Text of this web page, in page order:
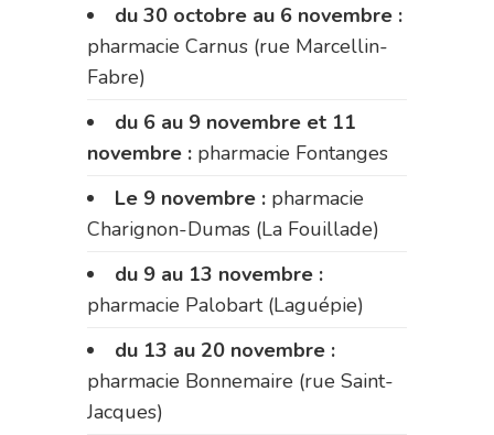
du 30 octobre au 6 novembre :
pharmacie Carnus (rue Marcellin-
Fabre)
du 6 au 9 novembre et 11
novembre : pharmacie Fontanges
Le 9 novembre : pharmacie
Charignon-Dumas (La Fouillade)
du 9 au 13 novembre :
pharmacie Palobart (Laguépie)
du 13 au 20 novembre :
pharmacie Bonnemaire (rue Saint-
Jacques)